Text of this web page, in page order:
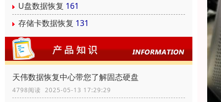
U盘数据恢复 161
存储卡数据恢复 131
天伟数据恢复中心带您了解固态硬盘
4798阅读 2025-05-13 17:29:29